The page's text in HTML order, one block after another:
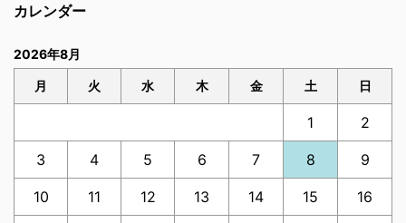
カレンダー
2026年8月
月 火 水 木 金 土 日
1 2
3 4 5 6 7 8 9
10 11 12 13 14 15 16